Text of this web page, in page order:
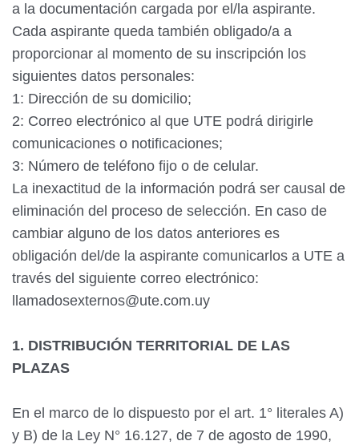
a la documentación cargada por el/la aspirante.
Cada aspirante queda también obligado/a a
proporcionar al momento de su inscripción los
siguientes datos personales:
1: Dirección de su domicilio;
2: Correo electrónico al que UTE podrá dirigirle
comunicaciones o notificaciones;
3: Número de teléfono fijo o de celular.
La inexactitud de la información podrá ser causal de
eliminación del proceso de selección. En caso de
cambiar alguno de los datos anteriores es
obligación del/de la aspirante comunicarlos a UTE a
través del siguiente correo electrónico:
llamadosexternos@ute.com.uy
1. DISTRIBUCIÓN TERRITORIAL DE LAS
PLAZAS
En el marco de lo dispuesto por el art. 1° literales A)
y B) de la Ley N° 16.127, de 7 de agosto de 1990,